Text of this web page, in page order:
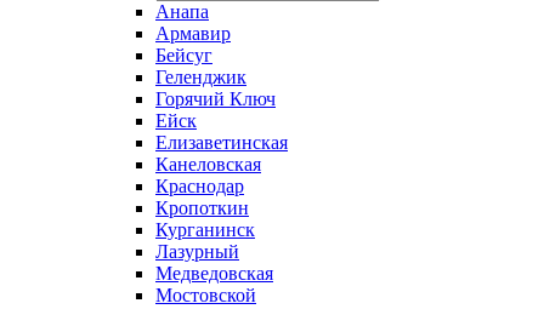
Анапа
Армавир
Бейсуг
Геленджик
Горячий Ключ
Ейск
Елизаветинская
Канеловская
Краснодар
Кропоткин
Курганинск
Лазурный
Медведовская
Мостовской